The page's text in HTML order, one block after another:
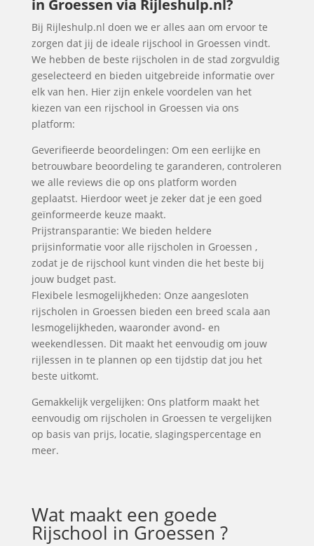
in Groessen via Rijleshulp.nl?
Bij Rijleshulp.nl doen we er alles aan om ervoor te
zorgen dat jij de ideale rijschool in Groessen vindt.
We hebben de beste rijscholen in de stad zorgvuldig
geselecteerd en bieden uitgebreide informatie over
elk van hen. Hier zijn enkele voordelen van het
kiezen van een rijschool in Groessen via ons
platform:
Geverifieerde beoordelingen: Om een eerlijke en
betrouwbare beoordeling te garanderen, controleren
we alle reviews die op ons platform worden
geplaatst. Hierdoor weet je zeker dat je een goed
geïnformeerde keuze maakt.
Prijstransparantie: We bieden heldere
prijsinformatie voor alle rijscholen in Groessen ,
zodat je de rijschool kunt vinden die het beste bij
jouw budget past.
Flexibele lesmogelijkheden: Onze aangesloten
rijscholen in Groessen bieden een breed scala aan
lesmogelijkheden, waaronder avond- en
weekendlessen. Dit maakt het eenvoudig om jouw
rijlessen in te plannen op een tijdstip dat jou het
beste uitkomt.
Gemakkelijk vergelijken: Ons platform maakt het
eenvoudig om rijscholen in Groessen te vergelijken
op basis van prijs, locatie, slagingspercentage en
meer.
Wat maakt een goede
Rijschool in Groessen ?